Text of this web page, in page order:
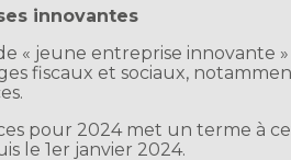
innovantes
« jeune entreprise innovante
fiscaux et sociaux,
pour 2024 met un terme à
le 1er janvier 2024.